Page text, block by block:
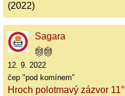
(2022)
Sagara
12. 9. 2022
čep "pod komínem"
Hroch polotmavý zázvor 11°